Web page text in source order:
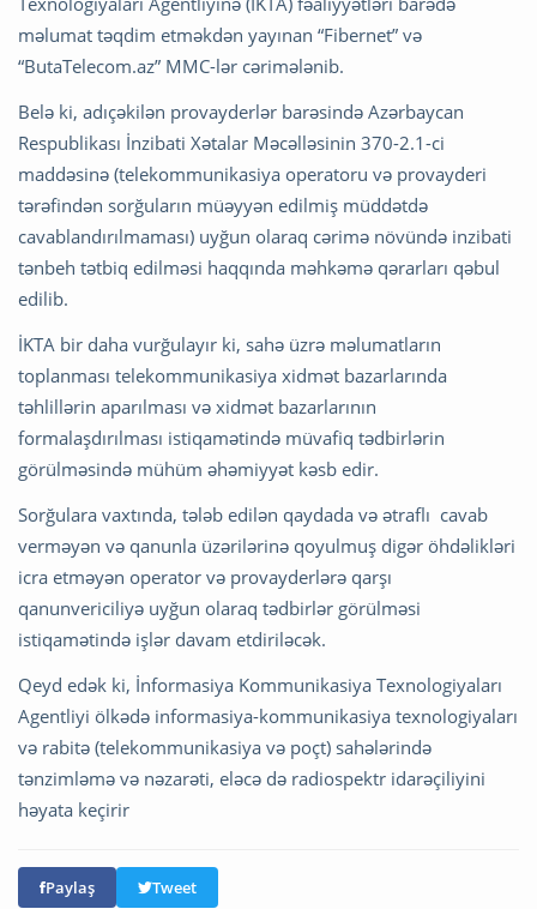
məlumat təqdim etməkdən yayınan “Fibernet” və
“ButaTelecom.az” MMC-lər cərimələnib.
Belə ki, adıçəkilən provayderlər barəsində Azərbaycan
Respublikası İnzibati Xətalar Məcəlləsinin 370-2.1-ci
maddəsinə (telekommunikasiya operatoru və provayderi
tərəfindən sorğuların müəyyən edilmiş müddətdə
cavablandırılmaması) uyğun olaraq cərimə növündə inzibati
tənbeh tətbiq edilməsi haqqında məhkəmə qərarları qəbul
edilib.
İKTA bir daha vurğulayır ki, sahə üzrə məlumatların
toplanması telekommunikasiya xidmət bazarlarında
təhlillərin aparılması və xidmət bazarlarının
formalaşdırılması istiqamətində müvafiq tədbirlərin
görülməsində mühüm əhəmiyyət kəsb edir.
Sorğulara vaxtında, tələb edilən qaydada və ətraflı cavab
verməyən və qanunla üzərilərinə qoyulmuş digər öhdəlikləri
icra etməyən operator və provayderlərə qarşı
qanunvericiliyə uyğun olaraq tədbirlər görülməsi
istiqamətində işlər davam etdiriləcək.
Qeyd edək ki, İnformasiya Kommunikasiya Texnologiyaları
Agentliyi ölkədə informasiya-kommunikasiya texnologiyaları
və rabitə (telekommunikasiya və poçt) sahələrində
tənzimləmə və nəzarəti, eləcə də radiospektr idarəçiliyini
həyata keçirir
Paylaş Tweet